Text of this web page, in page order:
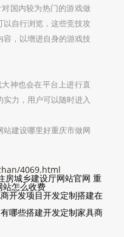
国内较为热门的游戏做
以自行浏览，这些竞技攻
，以增进自身的游戏技
神也会在平台上进行直
力，用户可以随时进入
站建设哪里好重庆市做网
4069.html
房城乡建设厅网站官网 重
站怎么收费
开发项目开发定制搭建在
哪些搭建开发定制家具商